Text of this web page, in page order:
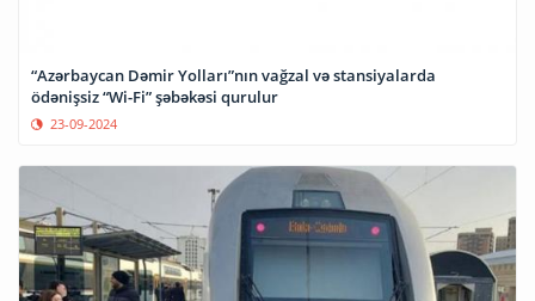
“Azərbaycan Dəmir Yolları”nın vağzal və stansiyalarda
ödənişsiz “Wi-Fi” şəbəkəsi qurulur
23-09-2024